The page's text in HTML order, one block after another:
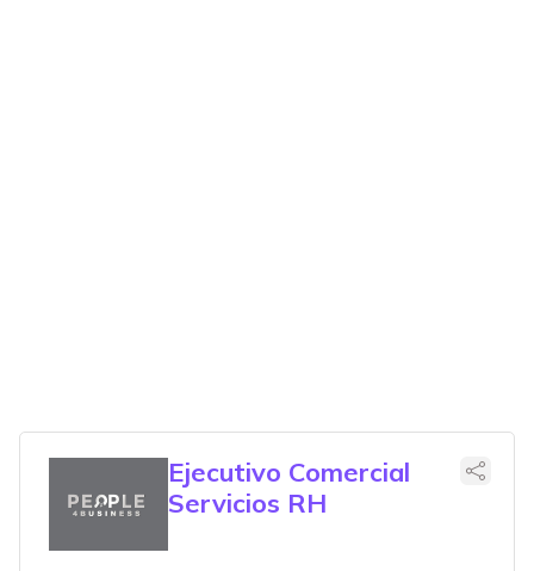
Ejecutivo Comercial
Servicios RH